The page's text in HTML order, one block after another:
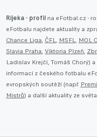
Rijeka - profil na eFotbal.cz -
eFotbalu najdete aktuality a
Chance Liga, ČFL, MSFL, MOL
Slavia Praha, Viktoria Plzeň,
Ladislav Krejčí, Tomáš Chorý)
informací z českého fotbalu
evropských soutěží (např.
Mistrů) a další aktuality ze